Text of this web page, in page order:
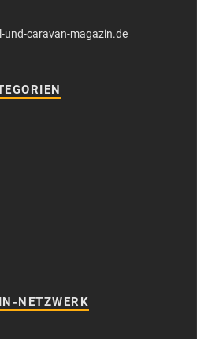
und-caravan-magazin.de
NETZWERK